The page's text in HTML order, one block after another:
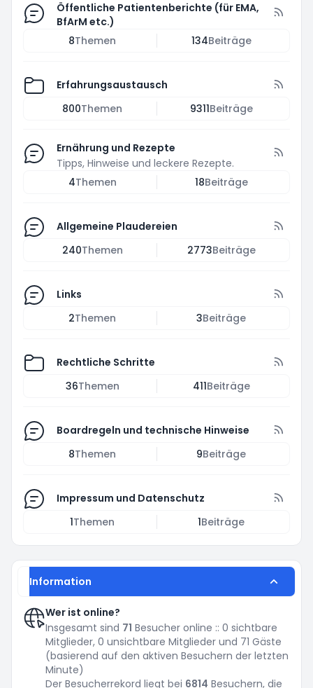
Öffentliche Patientenberichte (für EMA,
BfArM etc.)
8Themen 134Beiträge
Erfahrungsaustausch
800Themen 9311Beiträge
Ernährung und Rezepte
Tipps, Hinweise und leckere Rezepte.
4Themen 18Beiträge
Allgemeine Plaudereien
240Themen 2773Beiträge
Links
2Themen 3Beiträge
Rechtliche Schritte
36Themen 411Beiträge
Boardregeln und technische Hinweise
8Themen 9Beiträge
Impressum und Datenschutz
1Themen 1Beiträge
Information
Wer ist online?
Insgesamt sind 71 Besucher online :: 0 sichtbare
Mitglieder, 0 unsichtbare Mitglieder und 71 Gäste
(basierend auf den aktiven Besuchern der letzten
Minute)
Der Besucherrekord liegt bei 6814 Besuchern, die